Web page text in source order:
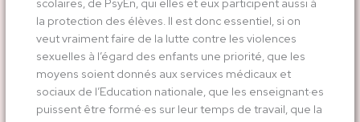
scolaires, de PsyEn, qui elles et eux participent aussi à
la protection des élèves. Il est donc essentiel, si on
veut vraiment faire de la lutte contre les violences
sexuelles à l’égard des enfants une priorité, que les
moyens soient donnés aux services médicaux et
sociaux de l’Education nationale, que les enseignant·es
puissent être formé·es sur leur temps de travail, que la